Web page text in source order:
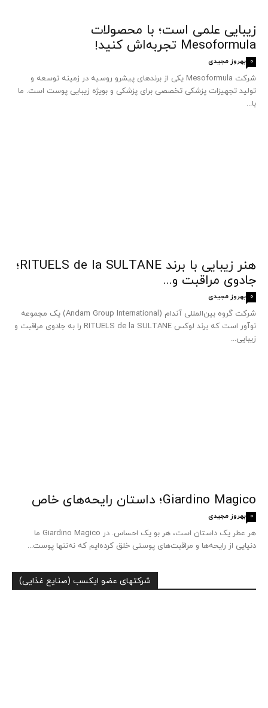
زیبایی علمی است؛ با محصولات
Mesoformula تجربه‌اش کنید!
بهروز مجیدی 0
شرکت Mesoformula یکی از برندهای پیشرو روسیه در زمینه توسعه و
تولید تجهیزات پزشکی تخصصی برای پزشکی و بویژه زیبایی پوست است. ما
با...
هنر زیبایی با برند RITUELS de la SULTANE؛
جادوی مراقبت و...
بهروز مجیدی 0
شرکت گروه بین‌المللی آندام (Andam Group International) یک مجموعه
نوآور است که برند لوکس RITUELS de la SULTANE را به جادوی مراقبت و
زیبایی...
Giardino Magico؛ داستان رایحه‌های خاص
بهروز مجیدی 0
هر عطر یک داستان است، هر بو یک احساس. در Giardino Magico ما
دنیایی از رایحه‌ها و مراقبت‌های پوستی خلق کرده‌ایم که نه‌تنها پوست...
شرکتهای عضو ایکسب (صنایع غذایی)